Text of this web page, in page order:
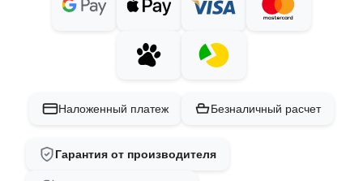
Наложенный платеж Безналичный расчет
Гарантия от производителя